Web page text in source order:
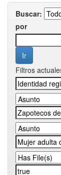
Buscar:
por
Filtros